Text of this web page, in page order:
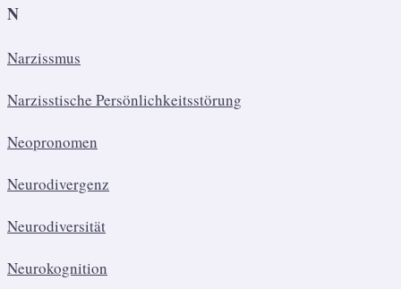
N
Narzissmus
Narzisstische Persönlichkeitsstörung
Neopronomen
Neurodivergenz
Neurodiversität
Neurokognition